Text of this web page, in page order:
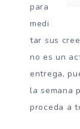
para
medi
tar sus
no es un
entrega,
la semana
proceda a